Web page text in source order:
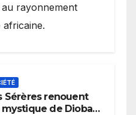
au rayonnement
africaine.
Sérères renouent
de Diobaye